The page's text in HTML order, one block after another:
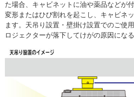
た場合、キャビネットに油や薬品などが
変形またはひび割れを起こし、キャビネ
ます。天吊り設置・壁掛け設置でのご使
ロジェクターが落下してけがの原因にな